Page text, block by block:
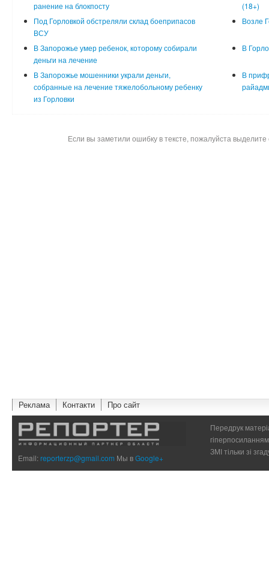
ранение на блокпосту
(18+)
Под Горловкой обстреляли склад боеприпасов
ВСУ
Возле
В Запорожье умер ребенок, которому собирали
деньги на лечение
В
В Запорожье мошенники украли деньги,
собранные на лечение тяжелобольному ребенку
из Горловки
В
Если вы заметили ошибку в тексте, пожалуйста
Реклама Контакти Про сайт
Email:reporterzp@gmail.com Мы вGoogle+
Передрук
ЗМІ тільки зі